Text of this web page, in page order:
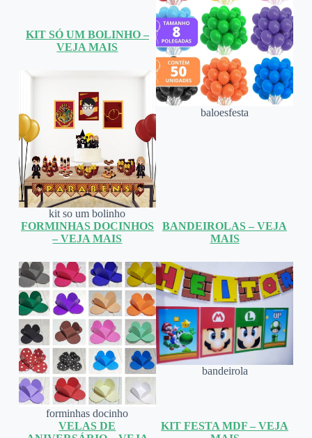
KIT SÓ UM BOLINHO –
VEJA MAIS
kit so um bolinho
baloesfesta
FORMINHAS DOCINHOS
– VEJA MAIS
forminhas docinho
BANDEIROLAS – VEJA
MAIS
bandeirola
VELAS DE
KIT FESTA MDF – VEJA